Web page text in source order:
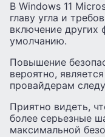
В Windows 11
главу угла и
включение других
умолчанию.
Повышение
вероятно,
провайдерам
Приятно видеть,
более серьезные
максимальной